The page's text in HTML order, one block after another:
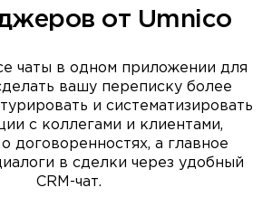
от Umnico
чаты в одном приложении для
вашу переписку более
и систематизировать
с коллегами и клиентами,
договоренностях, а главное
в сделки через удобный
CRM-чат.